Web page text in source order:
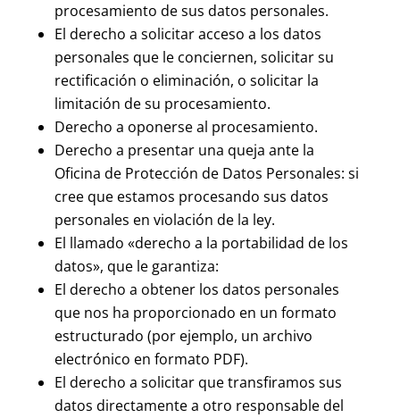
procesamiento de sus datos personales.
El derecho a solicitar acceso a los datos
personales que le conciernen, solicitar su
rectificación o eliminación, o solicitar la
limitación de su procesamiento.
Derecho a oponerse al procesamiento.
Derecho a presentar una queja ante la
Oficina de Protección de Datos Personales: si
cree que estamos procesando sus datos
personales en violación de la ley.
El llamado «derecho a la portabilidad de los
datos», que le garantiza:
El derecho a obtener los datos personales
que nos ha proporcionado en un formato
estructurado (por ejemplo, un archivo
electrónico en formato PDF).
El derecho a solicitar que transfiramos sus
datos directamente a otro responsable del